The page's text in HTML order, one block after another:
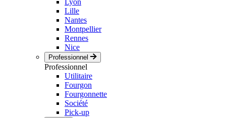
Lyon
Lille
Nantes
Montpellier
Rennes
Nice
Professionnel
Professionnel
Utilitaire
Fourgon
Fourgonnette
Société
Pick-up